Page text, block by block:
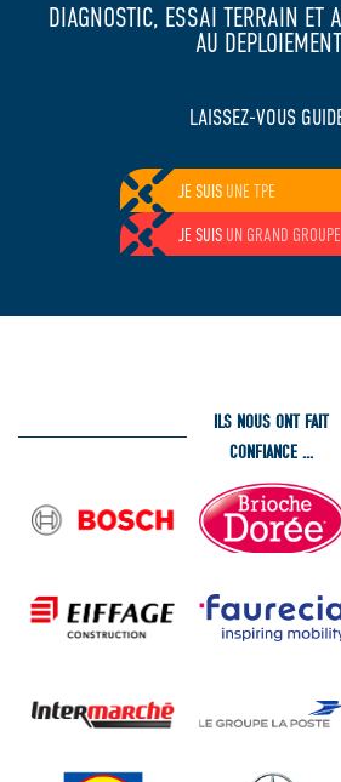
DIAGNOSTIC, ESSAI TERRAIN ET
AU DEPLOIEMENT
LAISSEZ-VOUS
JE SUIS UN PARTICULIER
JE SUIS UNE ENTREPRISE
ILS NOUS ONT FAIT
CONFIANCE ...